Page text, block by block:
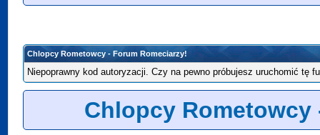
Chlopcy Rometowcy - Forum Romeciarzy!
Niepoprawny kod autoryzacji. Czy na pewno próbujesz uruchomić tę
Chlopcy Rometowcy